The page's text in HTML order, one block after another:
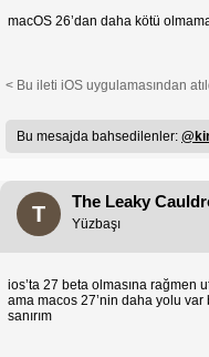
macOS 26’dan daha kötü
< Bu ileti iOS uygulamasından
Bu mesajda bahsedilenler:
T
The Leaky
Yüzbaşı
ios’ta 27 beta olmasına rağmen
ama macos 27’nin daha yolu
sanırım